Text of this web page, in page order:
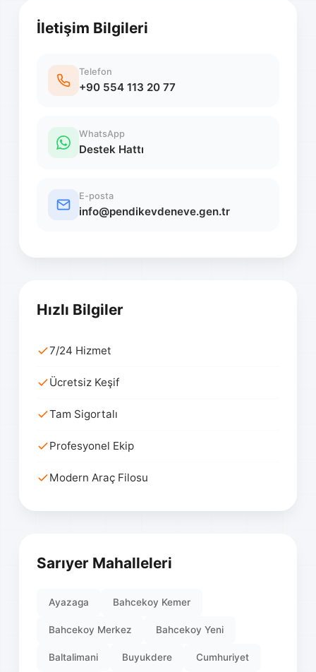
İletişim Bilgileri
Telefon
+90 554 113 20 77
WhatsApp
Destek Hattı
E-posta
info@pendikevdeneve.gen.tr
Hızlı Bilgiler
7/24 Hizmet
Ücretsiz Keşif
Tam Sigortalı
Profesyonel Ekip
Modern Araç Filosu
Sarıyer Mahalleleri
Ayazaga Bahcekoy Kemer
Bahcekoy Merkez Bahcekoy Yeni
Baltalimani Buyukdere Cumhuriyet